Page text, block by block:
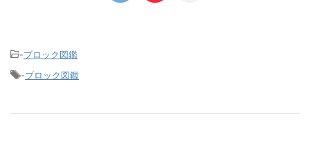
-ブロック図鑑
-ブロック図鑑